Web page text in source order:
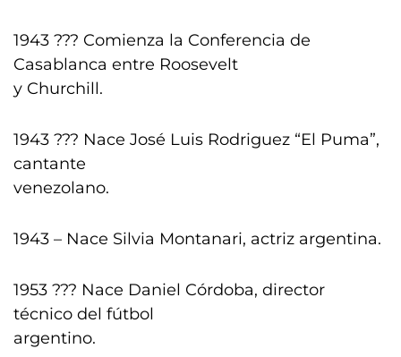
1943 ??? Comienza la Conferencia de
Casablanca entre Roosevelt
y Churchill.
1943 ??? Nace José Luis Rodriguez “El Puma”,
cantante
venezolano.
1943 – Nace Silvia Montanari, actriz argentina.
1953 ??? Nace Daniel Córdoba, director
técnico del fútbol
argentino.